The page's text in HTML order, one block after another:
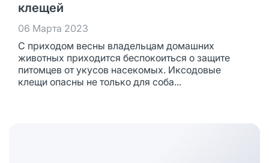
клещей
06 Марта 2023
С приходом весны владельцам домашних
животных приходится беспокоиться о защите
питомцев от укусов насекомых. Иксодовые
клещи опасны не только для соба...